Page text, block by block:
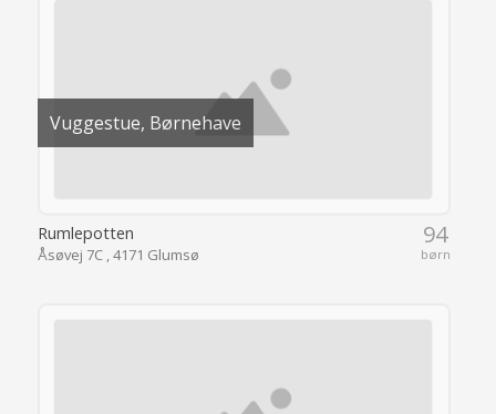
Vuggestue, Børnehave
94
børn
Rumlepotten
Åsøvej 7C , 4171 Glumsø